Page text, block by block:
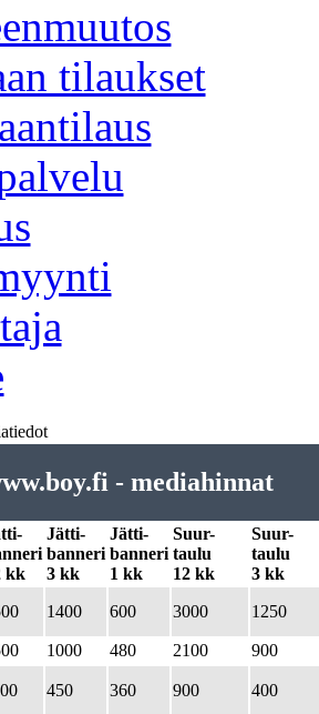
tilaukset
- mediahinnat
kk
Jätti-
banneri
3 kk
Jätti-
banneri
1 kk
Suur-
taulu
12 kk
Suur-
taulu
3 kk
1400 600 3000 1250
1000 480 2100 900
450 360 900 400